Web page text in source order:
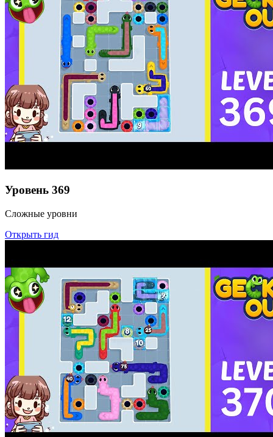
Уровень 369
Сложные уровни
Открыть гид